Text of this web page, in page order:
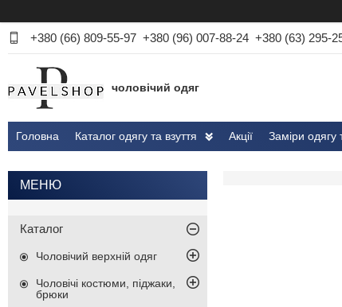
+380 (66) 809-55-97 +380 (96) 007-88-24 +380 (63) 295-
чоловічий одяг
Головна Каталог одягу та взуття Акції Заміри одягу
Каталог
Чоловічий верхній одяг
Чоловічі костюми, піджаки,
брюки